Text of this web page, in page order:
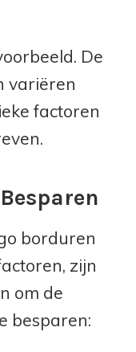
De
variëren
factoren
borduren
zijn
om de
besparen: